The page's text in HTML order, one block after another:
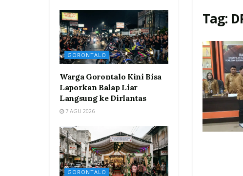
Tag:
GORONTALO
Warga Gorontalo Kini Bisa
Laporkan Balap Liar
Langsung ke Dirlantas
7 AGU 2026
GORONTALO